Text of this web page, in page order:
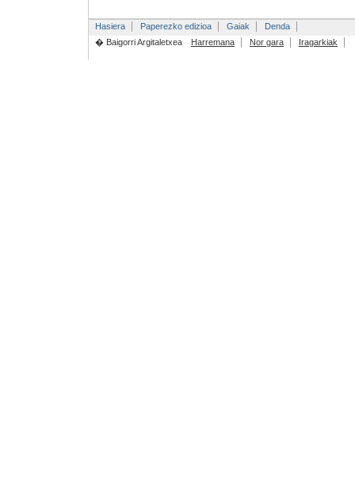
Hasiera Paperezko edizioa Gaiak
Denda
� Baigorri Argitaletxea
Harremana Nor gara Iragarkiak